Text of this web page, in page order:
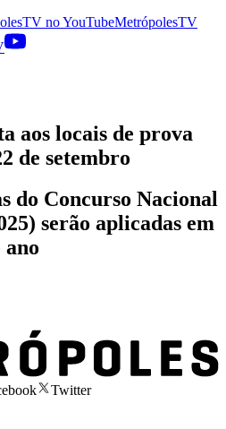
noYouTubeMetrópolesTV
aos locais de prova
de setembro
do Concurso Nacional
serão aplicadas em
ano
Twitter